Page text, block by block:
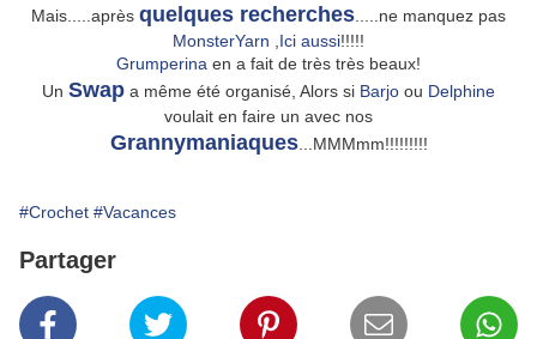
Mais.....après quelques recherches .....ne manquez pas
MonsterYarn
Ici aussi!!!!!
Grumperina en a fait de très très beaux!
Un Swap a même été organisé, Alors si Barjo ou Delphine
voulait en faire un avec nos
Grannymaniaques...MMMmm!!!!!!!!!
#Crochet #Vacances
Partager